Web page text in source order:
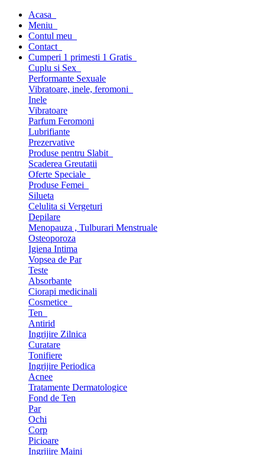
Acasa
Meniu
Contul meu
Contact
Cumperi 1 primesti 1 Gratis
Cuplu si Sex
Performante Sexuale
Vibratoare, inele, feromoni
Inele
Vibratoare
Parfum Feromoni
Lubrifiante
Prezervative
Produse pentru Slabit
Scaderea Greutatii
Oferte Speciale
Produse Femei
Silueta
Celulita si Vergeturi
Depilare
Menopauza , Tulburari Menstruale
Osteoporoza
Igiena Intima
Vopsea de Par
Teste
Absorbante
Ciorapi medicinali
Cosmetice
Ten
Antirid
Ingrijire Zilnica
Curatare
Tonifiere
Ingrijire Periodica
Acnee
Tratamente Dermatologice
Fond de Ten
Par
Ochi
Corp
Picioare
Ingrijire Maini